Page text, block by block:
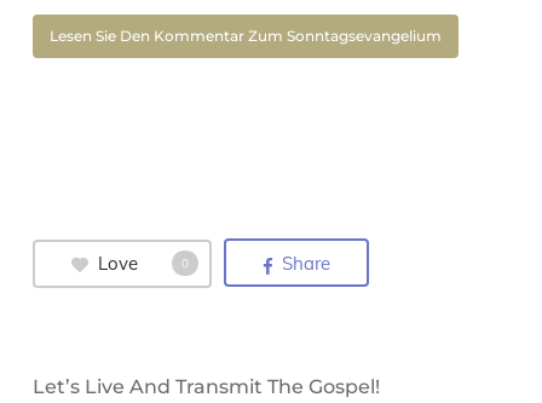
Lesen Sie Den Kommentar Zum Sonntagsevangelium
Love 0 Share
Let’s Live And Transmit The Gospel!